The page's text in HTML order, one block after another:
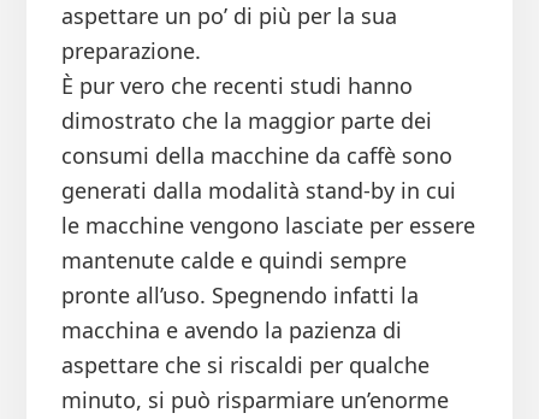
aspettare un po’ di più per la sua
preparazione.
È pur vero che recenti studi hanno
dimostrato che la maggior parte dei
consumi della macchine da caffè sono
generati dalla modalità stand-by in cui
le macchine vengono lasciate per essere
mantenute calde e quindi sempre
pronte all’uso. Spegnendo infatti la
macchina e avendo la pazienza di
aspettare che si riscaldi per qualche
minuto, si può risparmiare un’enorme